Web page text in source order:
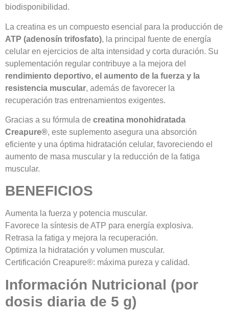
biodisponibilidad.
La creatina es un compuesto esencial para la producción de
ATP (adenosín trifosfato), la principal fuente de energía
celular en ejercicios de alta intensidad y corta duración. Su
suplementación regular contribuye a la mejora del
rendimiento deportivo, el aumento de la fuerza y la
resistencia muscular, además de favorecer la
recuperación tras entrenamientos exigentes.
Gracias a su fórmula de creatina monohidratada
Creapure®, este suplemento asegura una absorción
eficiente y una óptima hidratación celular, favoreciendo el
aumento de masa muscular y la reducción de la fatiga
muscular.
BENEFICIOS
Aumenta la fuerza y potencia muscular.
Favorece la síntesis de ATP para energía explosiva.
Retrasa la fatiga y mejora la recuperación.
Optimiza la hidratación y volumen muscular.
Certificación Creapure®: máxima pureza y calidad.
Información Nutricional (por
dosis diaria de 5 g)